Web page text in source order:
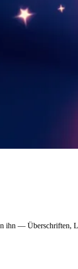
ihn — Überschriften,